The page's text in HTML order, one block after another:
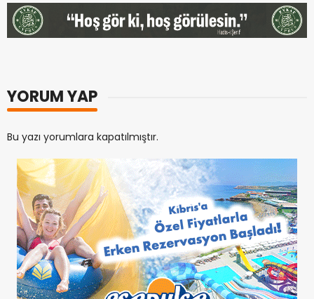
YORUM YAP
Bu yazı yorumlara kapatılmıştır.